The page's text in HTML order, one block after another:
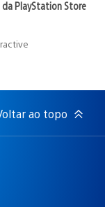
PlayStation Store
ao topo